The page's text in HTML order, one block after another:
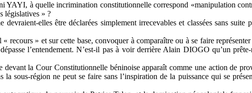
à quelle incrimination constitutionnelle correspond «manipulation
législatives » ?
elles être déclarées simplement irrecevables et classées sans
» et sur cette base, convoquer à comparaître ou à se faire
l’entendement. N’est-il pas à voir derrière Alain DIOGO qu’un
la Cour Constitutionnelle béninoise apparaît comme une action de
sous-région ne peut se faire sans l’inspiration de la puissance qui se